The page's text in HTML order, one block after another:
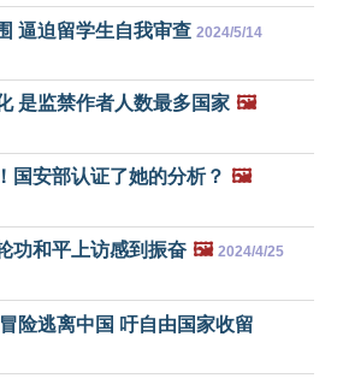
逼迫留学生自我审查 2024/5/14
是监禁作者人数最多国家 🖼️
国安部认证了她的分析？ 🖼️
功和平上访感到振奋 🖼️ 2024/4/25
险逃离中国 吁自由国家收留